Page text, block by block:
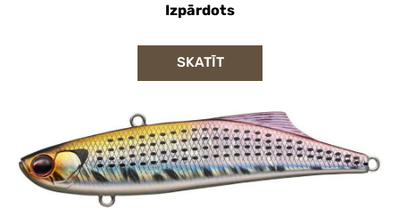
Izpārdots
SKATĪT